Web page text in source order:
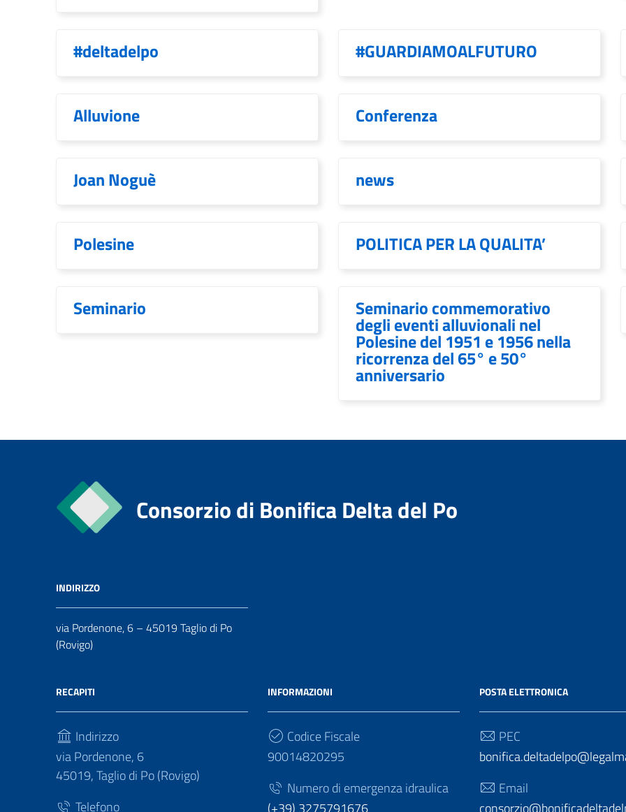
#deltadelpo #GUARDIAMOALFUTURO
Alluvione Conferenza
Joan Noguè news
Polesine POLITICA PER LA QUALITA’
Seminario Seminario commemorativo
degli eventi alluvionali nel
Polesine del 1951 e 1956 nella
ricorrenza del 65° e 50°
anniversario
Consorzio di Bonifica Delta del Po
INDIRIZZO
via Pordenone, 6 – 45019 Taglio di Po
(Rovigo)
RECAPITI
Indirizzo
via Pordenone, 6
45019, Taglio di Po (Rovigo)
Telefono
INFORMAZIONI
Codice Fiscale
90014820295
Numero di emergenza idraulica
(+39) 3275791676
POSTA ELETTRONICA
PEC
Email